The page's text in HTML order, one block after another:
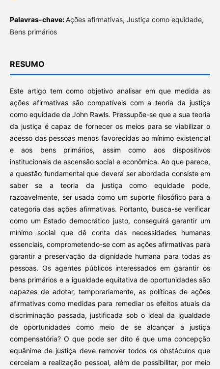
Palavras-chave:Ações afirmativas, Justiça como equidade,
Bens primários
RESUMO
Este artigo tem como objetivo analisar em que medida as
ações afirmativas são compatíveis com a teoria da justiça
como equidade de John Rawls. Pressupõe-se que a sua teoria
da justiça é capaz de fornecer os meios para se viabilizar o
acesso das pessoas menos favorecidas ao mínimo existencial
e aos bens primários, assim como aos dispositivos
institucionais de ascensão social e econômica. Ao que parece,
a questão fundamental que deverá ser abordada consiste em
saber se a teoria da justiça como equidade pode,
razoavelmente, ser usada como um suporte filosófico para a
categoria das ações afirmativas. Portanto, busca-se verificar
como um Estado democrático justo, conseguirá garantir um
mínimo social que dê conta das necessidades humanas
essenciais, comprometendo-se com as ações afirmativas para
garantir a preservação da dignidade humana para todas as
pessoas. Os agentes públicos interessados em garantir os
bens primários e a igualdade equitativa de oportunidades são
capazes de adotar, temporariamente, as políticas de ações
afirmativas como medidas para remediar os efeitos atuais da
discriminação passada, justificada sob o ideal da igualdade
de oportunidades como meio de se alcançar a justiça
compensatória? O que pode ser dito é que uma concepção
equânime de justiça deve remover todos os obstáculos que
cerceiam a realização pessoal, além de possibilitar, por meio